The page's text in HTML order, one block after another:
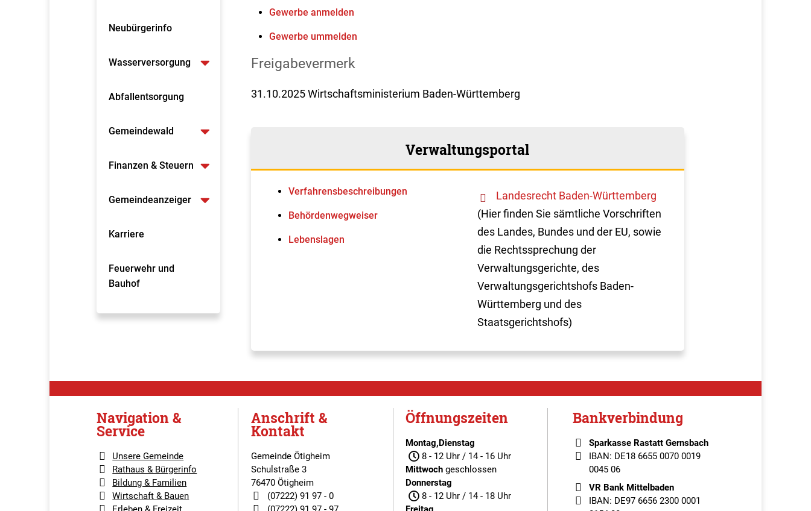
Neubürgerinfo
Wasserversorgung
Abfallentsorgung
Gemeindewald
Finanzen & Steuern
Gemeindeanzeiger
Karriere
Feuerwehr und
Bauhof
Gewerbe anmelden
Gewerbe ummelden
Freigabevermerk
31.10.2025 Wirtschaftsministerium Baden-Württemberg
Verwaltungsportal
Verfahrens­beschreibungen
Behördenwegweiser
Lebenslagen
Landesrecht Baden-Württemberg
(Hier finden Sie sämtliche Vorschriften
des Landes, Bundes und der EU, sowie
die Rechtssprechung der
Verwaltungsgerichte, des
Verwaltungsgerichtshofs Baden-
Württemberg und des
Staatsgerichtshofs)
Navigation &
Service
Unsere Gemeinde
Rathaus & Bürgerinfo
Bildung & Familien
Wirtschaft & Bauen
Anschrift &
Kontakt
Gemeinde Ötigheim
Schulstraße 3
76470 Ötigheim
(07222) 91 97 - 0
Öffnungszeiten
Montag,Dienstag
8 - 12 Uhr / 14 - 16 Uhr
Mittwoch geschlossen
Donnerstag
8 - 12 Uhr / 14 - 18 Uhr
Bankverbindung
Sparkasse Rastatt Gernsbach
IBAN: DE18 6655 0070 0019
0045 06
VR Bank Mittelbaden
IBAN: DE97 6656 2300 0001